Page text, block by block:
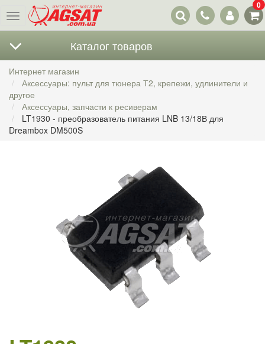
Меню
Наши
контакты
0
Каталог товаров
Интернет магазин
Аксессуары: пульт для тюнера Т2, крепежи, удлинители и
другое
Аксессуары, запчасти к ресиверам
LT1930 - преобразователь питания LNB 13/18В для
Dreambox DM500S